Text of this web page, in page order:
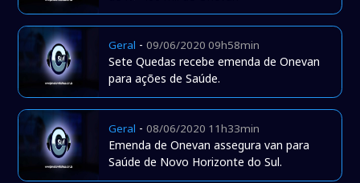
Geral -09/06/2020 09h58min
Sete Quedas recebe emenda de Onevan
para ações de Saúde.
Geral -08/06/2020 11h33min
Emenda de Onevan assegura van para
Saúde de Novo Horizonte do Sul.